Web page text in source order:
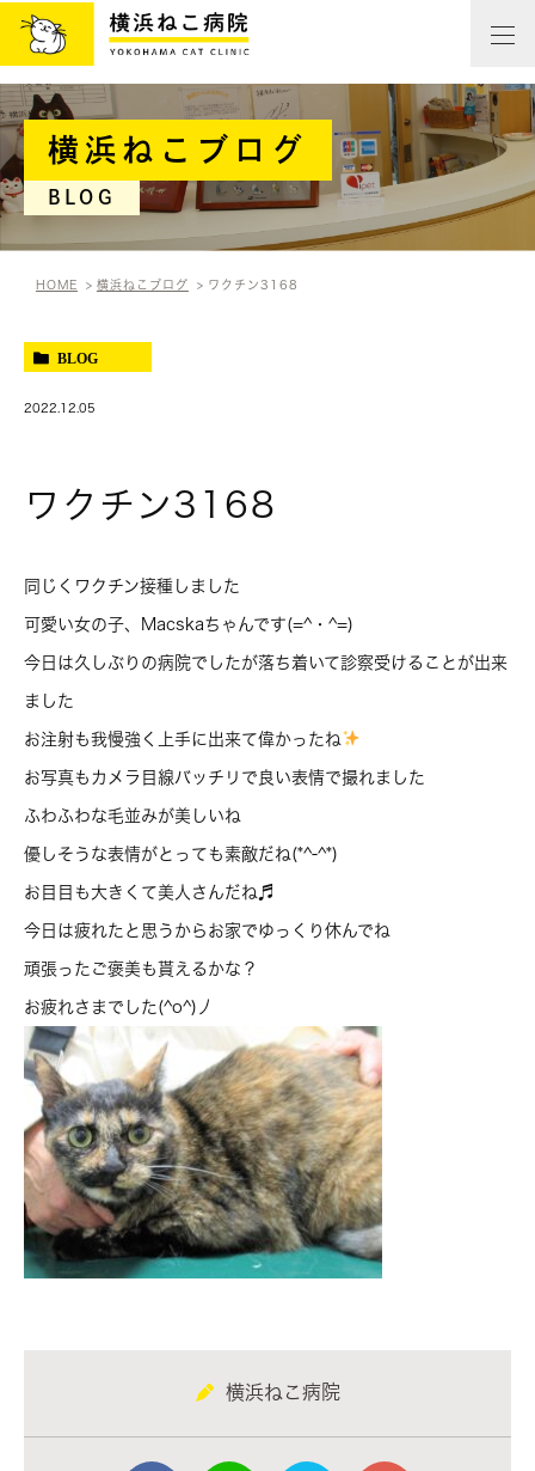
横浜ねこブログ
BLOG
HOME 横浜ねこブログ ワクチン3168
BLOG
2022.12.05
ワクチン3168
同じくワクチン接種しました
可愛い女の子、Macskaちゃんです(=^・^=)
今日は久しぶりの病院でしたが落ち着いて診察受けることが出来
ました
お注射も我慢強く上手に出来て偉かったね
お写真もカメラ目線バッチリで良い表情で撮れました
ふわふわな毛並みが美しいね
優しそうな表情がとっても素敵だね(*^-^*)
お目目も大きくて美人さんだね♬
今日は疲れたと思うからお家でゆっくり休んでね
頑張ったご褒美も貰えるかな？
お疲れさまでした(^o^)丿
横浜ねこ病院